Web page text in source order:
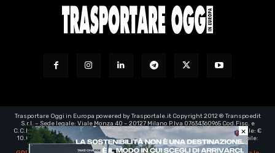
Trasportare Oggi in Europa powered by Trasportale.it Copyright 2012 ® Transpoedit
S.r.l. – Sede legale: Viale Monza 40 – 20127 Milano P.Iva 07634360965 Cod.Fisc. e
C.C.I.A.A. Milano registro imprese: 07634360965 – Rea n° 1973199 - Capitale Sociale: €
10.000,00 – e-mail certificata:transpoedit@legalmail.it- Direttore responsabile:
Luca Barassi
×